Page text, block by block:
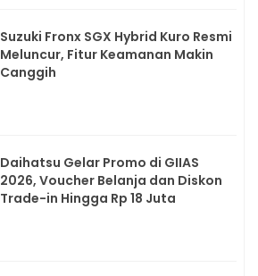
Suzuki Fronx SGX Hybrid Kuro Resmi
Meluncur, Fitur Keamanan Makin
Canggih
Daihatsu Gelar Promo di GIIAS
2026, Voucher Belanja dan Diskon
Trade-in Hingga Rp 18 Juta